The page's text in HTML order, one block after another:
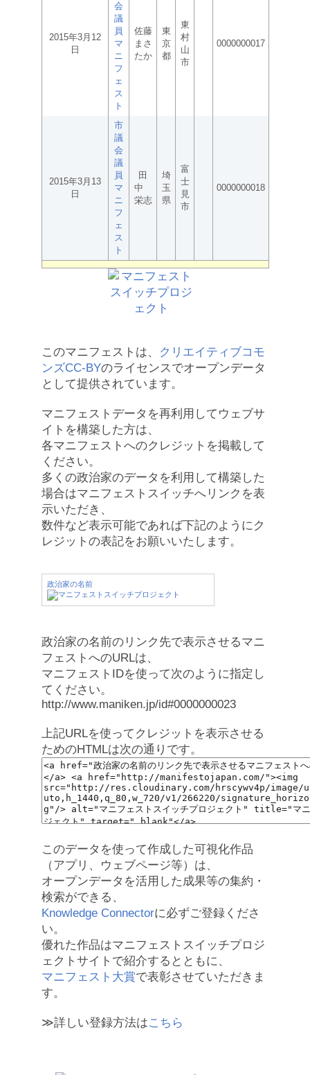
2015年3月12
日
会
議
員
マ
ニ
フ
ェ
ス
ト
佐藤
まさ
たか
東
京
都
東
村
山
市
0000000017
2015年3月13
日
市
議
会
議
員
マ
ニ
フ
ェ
ス
ト
田
中
栄志
埼
玉
県
富
士
見
市
0000000018
このマニフェストは、
クリエイティブコモ
ンズCC-BYのライセンスでオープンデータ
として提供されています。
マニフェストデータを再利用してウェブサ
イトを構築した方は、
各マニフェストへのクレジットを掲載して
ください。
多くの政治家のデータを利用して構築した
場合はマニフェストスイッチへリンクを表
示いただき、
数件など表示可能であれば下記のようにク
レジットの表記をお願いいたします。
政治家の名前
政治家の名前のリンク先で表示させるマニ
フェストへのURLは、
マニフェストIDを使って次のように指定し
てください。
http://www.maniken.jp/id#0000000023
上記URLを使ってクレジットを表示させる
ためのHTMLは次の通りです。
このデータを使って作成した可視化作品
（アプリ、ウェブページ等）は、
オープンデータを活用した成果等の集約・
検索ができる、
Knowledge Connectorに必ずご登録くださ
い。
優れた作品はマニフェストスイッチプロジ
ェクトサイトで紹介するとともに、
マニフェスト大賞で表彰させていただきま
す。
≫詳しい登録方法はこちら